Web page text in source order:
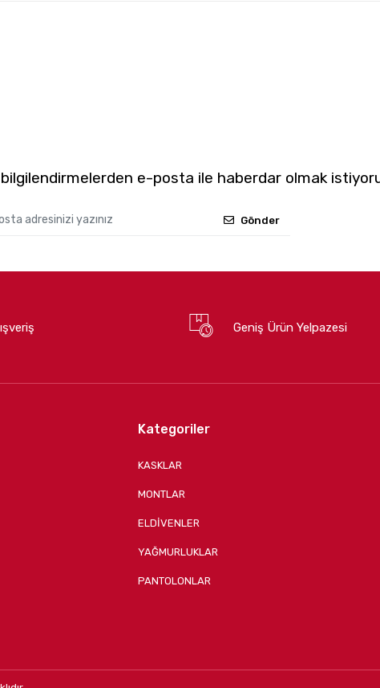
e-posta ile haberdar olmak
Gönder
Geniş Ürün Yelpazesi
Kategoriler
KASKLAR
MONTLAR
ELDİVENLER
YAĞMURLUKLAR
PANTOLONLAR